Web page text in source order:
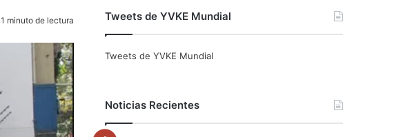
1 minuto de lectura
c
o
i
r
u
e
r
a
Tweets de YVKE Mundial
Tweets de YVKE Mundial
Noticias Recientes